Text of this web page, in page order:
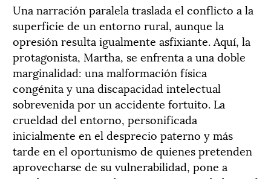
Una narración paralela traslada el conflicto a la
superficie de un entorno rural, aunque la
opresión resulta igualmente asfixiante. Aquí, la
protagonista, Martha, se enfrenta a una doble
marginalidad: una malformación física
congénita y una discapacidad intelectual
sobrevenida por un accidente fortuito. La
crueldad del entorno, personificada
inicialmente en el desprecio paterno y más
tarde en el oportunismo de quienes pretenden
aprovecharse de su vulnerabilidad, pone a